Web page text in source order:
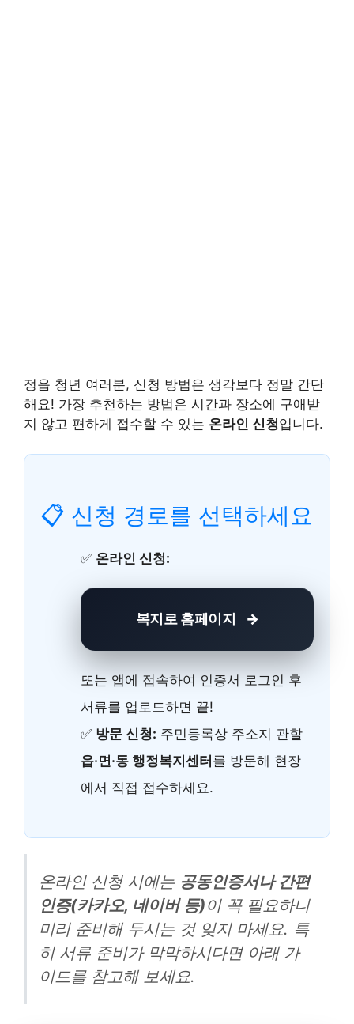
정읍 청년 여러분, 신청 방법은 생각보다 정말 간단
해요! 가장 추천하는 방법은 시간과 장소에 구애받
지 않고 편하게 접수할 수 있는 온라인 신청입니다.
📋 신청 경로를 선택하세요
✅ 온라인 신청:
복지로 홈페이지
또는 앱에 접속하여 인증서 로그인 후
서류를 업로드하면 끝!
✅ 방문 신청: 주민등록상 주소지 관할
읍·면·동 행정복지센터 를 방문해 현장
에서 직접 접수하세요.
온라인 신청 시에는 공동인증서나 간편
인증(카카오, 네이버 등)이 꼭 필요하니
미리 준비해 두시는 것 잊지 마세요. 특
히 서류 준비가 막막하시다면 아래 가
이드를 참고해 보세요.